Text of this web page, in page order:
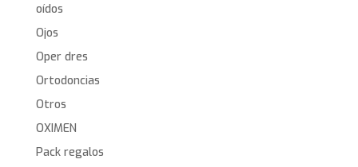
oídos
Ojos
Oper dres
Ortodoncias
Otros
OXIMEN
Pack regalos